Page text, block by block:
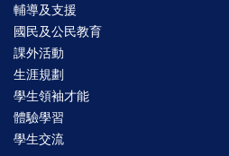
輔導及支援
國民及公民教育
課外活動
生涯規劃
學生領袖才能
體驗學習
學生交流